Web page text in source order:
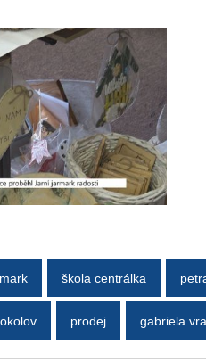
škola centrálka
prodej gabriela